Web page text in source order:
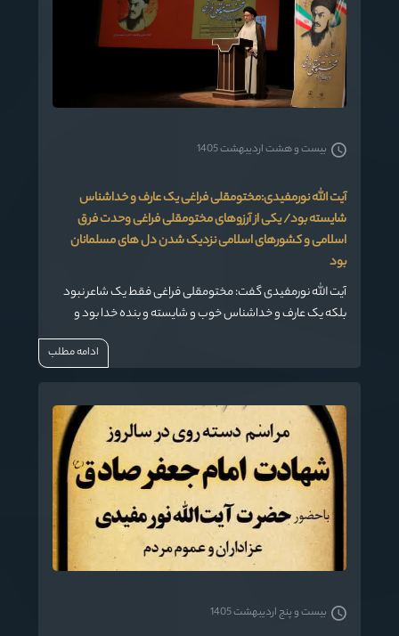
آیت الله نورمفیدی:مختومقلی فراغی یک عارف و خداشناس
شایسته بود/ یکی از آرزوهای مختومقلی فراغی وحدت فرق
اسلامی و کشورهای اسلامی نزدیک شدن دل های مسلمانان
بود
آیت الله نورمفیدی گفت: مختومقلی فراغی فقط یک شاعر نبود
بلکه یک عارف و خداشناس خوب و شایسته و بنده خدا بود و
بیست و هشت اردیبهشت 1405
ادامه مطلب
بیست و پنج اردیبهشت 1405